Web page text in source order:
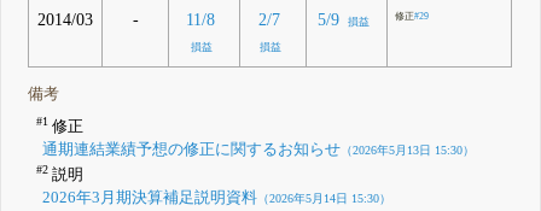
2014/03 - 11/8
損益
2/7
損益
5/9 損益 修正#29
備考
#1修正
通期連結業績予想の修正に関するお知らせ（2026年5月13日 15:30）
#2説明
2026年3月期決算補足説明資料（2026年5月14日 15:30）